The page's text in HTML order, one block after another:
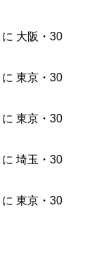
に 大阪・30
に 東京・30
に 東京・30
に 埼玉・30
に 東京・30